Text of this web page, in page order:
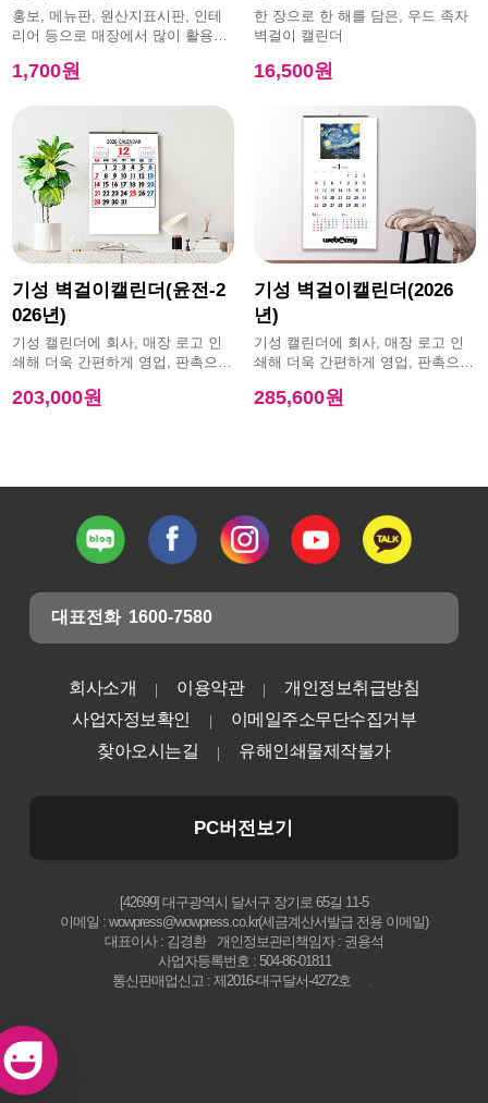
홍보, 메뉴판, 원산지표시판, 인테
리어 등으로 매장에서 많이 활용하
1,700원
한 장으로 한 해를 담은, 우드 족자
벽걸이 캘린더
16,500원
기성 벽걸이캘린더(윤전-2
026년)
기성 캘린더에 회사, 매장 로고 인
쇄해 더욱 간편하게 영업, 판촉으로
203,000원
기성 벽걸이캘린더(2026
년)
기성 캘린더에 회사, 매장 로고 인
쇄해 더욱 간편하게 영업, 판촉으로
285,600원
대표전화 1600-7580
회사소개 이용약관
개인정보취급방침
사업자정보확인
이메일주소무단수집거부
찾아오시는길
유해인쇄물제작불가
PC버전보기
[42699] 대구광역시 달서구 장기로 65길 11-5
이메일 : wowpress@wowpress.co.kr(세금계산서발급 전용 이메일)
대표이사 : 김경환
개인정보관리책임자 : 권용석
사업자등록번호 : 504-86-01811
통신판매업신고 : 제2016-대구달서-4272호